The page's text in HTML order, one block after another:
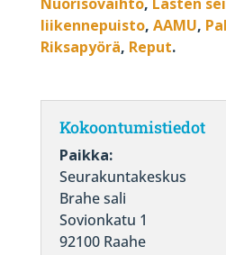
liikennepuisto, AAMU,
Riksapyörä, Reput.
Kokoontumistiedot
Paikka:
Seurakuntakeskus
Brahe sali
Sovionkatu 1
92100 Raahe